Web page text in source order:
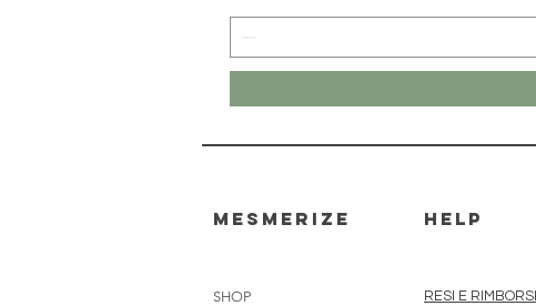
mesmerize
SHOP
HELP
RESI E RIMBORSI